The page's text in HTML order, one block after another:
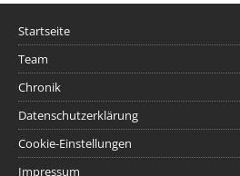
Startseite
Team
Chronik
Datenschutzerklärung
Cookie-Einstellungen
Impressum